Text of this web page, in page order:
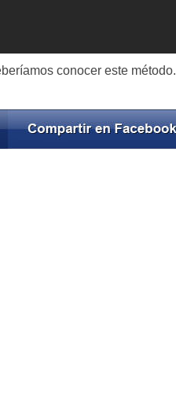
conocer este método.